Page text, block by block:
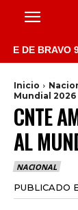
93.5
Inicio
Mundial 2026
CNTE
AL
NACIONAL
PUBLICADO